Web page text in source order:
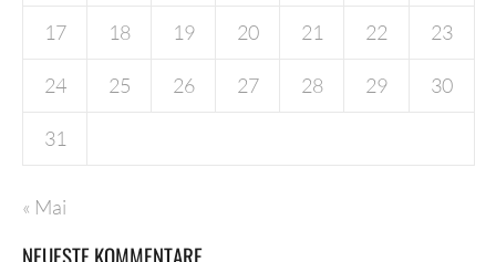
17 18 19 20 21 22 23
24 25 26 27 28 29 30
31
« Mai
NEUESTE KOMMENTARE